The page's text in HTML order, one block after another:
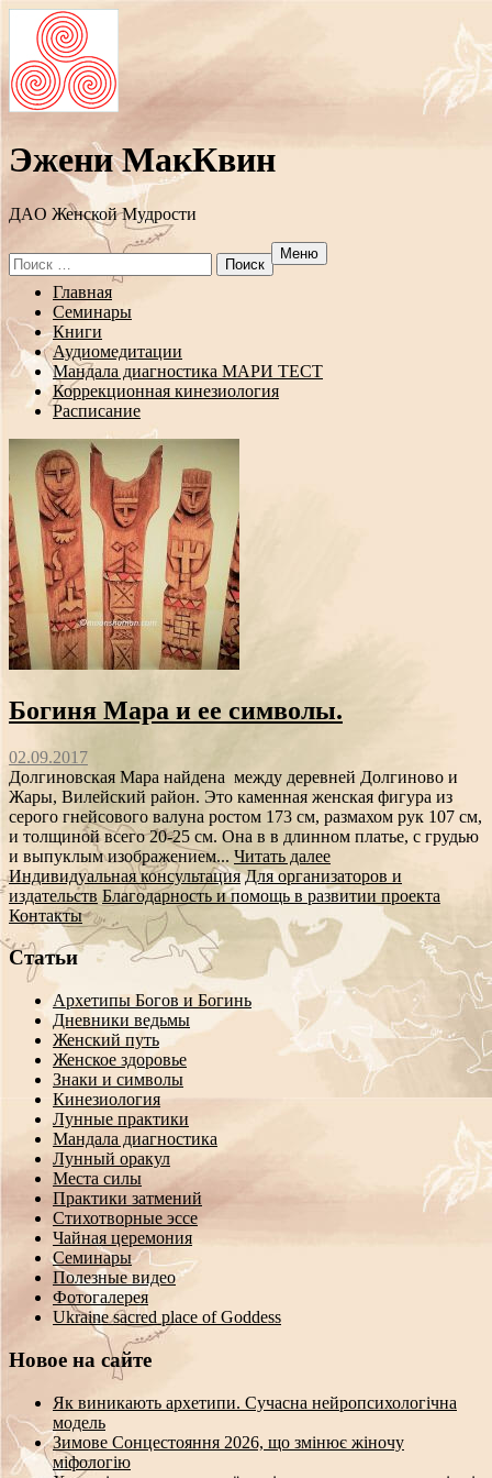
Эжени МакКвин
ДAO Женской Мудрости
Search
for:
Меню
Перейти
содержанию
Главная
Семинары
Книги
Аудиомедитации
Мандала диагностика МАРИ ТЕСТ
Коррекционная кинезиология
Расписание
Богиня Мара и ее символы.
02.09.2017
Долгиновская Мара найдена между деревней Долгиново и
Жары, Вилейский район. Это каменная женская фигура из
серого гнейсового валуна ростом 173 см, размахом рук 107 см,
и толщиной всего 20-25 см. Она в в длинном платье, с грудью
и выпуклым изображением... Читать далее
Индивидуальная консультация Для организаторов и
издательств Благодарность и помощь в развитии проекта
Контакты
Статьи
Архетипы Богов и Богинь
Дневники ведьмы
Женский путь
Женское здоровье
Знаки и символы
Кинезиология
Лунные практики
Мандала диагностика
Лунный оракул
Места силы
Практики затмений
Стихотворные эссе
Чайная церемония
Семинары
Полезные видео
Фотогалерея
Ukraine sacred place of Goddess
Новое на сайте
Як виникають архетипи. Сучасна нейропсихологічна
модель
Зимове Сонцестояння 2026, що змінює жіночу
міфологію